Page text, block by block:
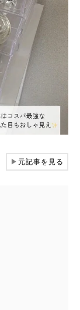
▶元記事を見る